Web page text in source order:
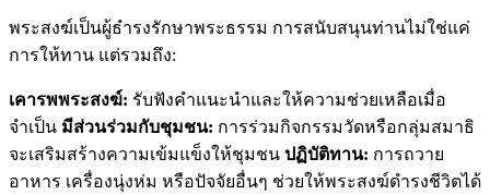
พระสงฆ์เป็นผู้ธำรงรักษาพระธรรม การสนับสนุนท่านไม่ใช่แค่
การให้ทาน แต่รวมถึง:
เคารพพระสงฆ์: รับฟังคำแนะนำและให้ความช่วยเหลือเมื่อ
จำเป็น มีส่วนร่วมกับชุมชน: การร่วมกิจกรรมวัดหรือกลุ่มสมาธิ
จะเสริมสร้างความเข้มแข็งให้ชุมชน ปฏิบัติทาน: การถวาย
อาหาร เครื่องนุ่งห่ม หรือปัจจัยอื่นๆ ช่วยให้พระสงฆ์ดำรงชีวิตได้